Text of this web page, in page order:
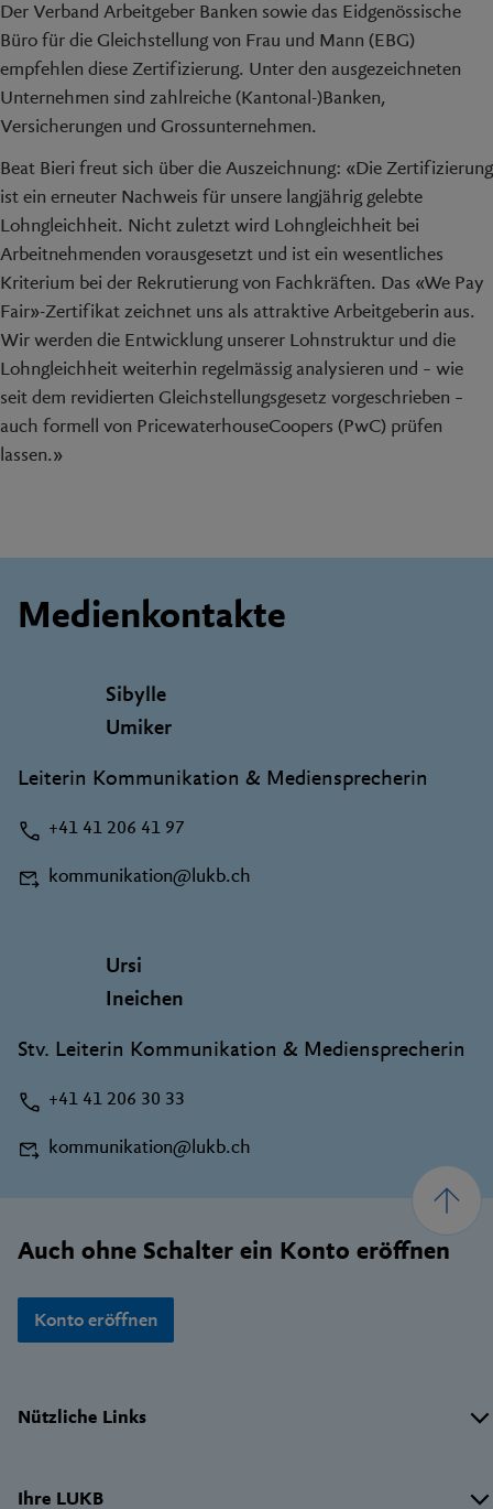
Der Verband Arbeitgeber Banken sowie das Eidgenössische
Büro für die Gleichstellung von Frau und Mann (EBG)
empfehlen diese Zertifizierung. Unter den ausgezeichneten
Unternehmen sind zahlreiche (Kantonal-)Banken,
Versicherungen und Grossunternehmen.
Beat Bieri freut sich über die Auszeichnung: «Die Zertifizierung
ist ein erneuter Nachweis für unsere langjährig gelebte
Lohngleichheit. Nicht zuletzt wird Lohngleichheit bei
Arbeitnehmenden vorausgesetzt und ist ein wesentliches
Kriterium bei der Rekrutierung von Fachkräften. Das «We Pay
Fair»-Zertifikat zeichnet uns als attraktive Arbeitgeberin aus.
Wir werden die Entwicklung unserer Lohnstruktur und die
Lohngleichheit weiterhin regelmässig analysieren und – wie
seit dem revidierten Gleichstellungsgesetz vorgeschrieben –
auch formell von PricewaterhouseCoopers (PwC) prüfen
lassen.»
Medienkontakte
Sibylle
Umiker
Leiterin Kommunikation & Mediensprecherin
+41 41 206 41 97
kommunikation@lukb.ch
Ursi
Ineichen
Stv. Leiterin Kommunikation & Mediensprecherin
+41 41 206 30 33
kommunikation@lukb.ch
Auch ohne Schalter ein Konto eröffnen
Konto eröffnen
Nützliche Links
Ihre LUKB